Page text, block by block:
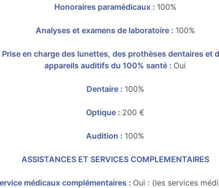
Honoraires paramédicaux : 100%
Analyses et examens de laboratoire : 100%
Prise en charge des lunettes, des prothèses dentaires et
appareils auditifs du 100% santé : Oui
Dentaire : 100%
Optique : 200 €
Audition : 100%
ASSISTANCES ET SERVICES COMPLEMENTAIRES
médicaux complémentaires : Oui : (les services